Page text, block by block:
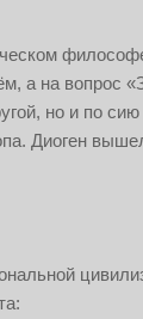
а на вопрос
но и по
Диоген